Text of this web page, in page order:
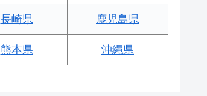
長崎県 鹿児島県
熊本県 沖縄県